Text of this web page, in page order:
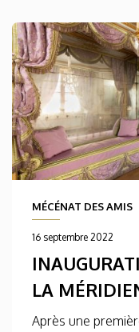
MÉCÉNAT DES AMIS
16 septembre 2022
LA
Après une